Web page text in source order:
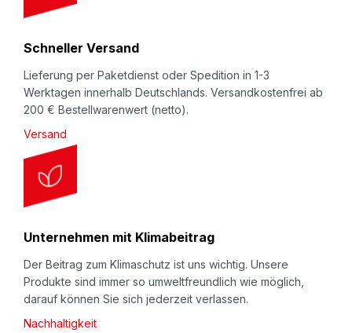
e
r
Schneller Versand
Lieferung per Paketdienst oder Spedition in 1-3
Werktagen innerhalb Deutschlands. Versandkostenfrei ab
200 € Bestellwarenwert (netto).
Versand
Unternehmen mit Klimabeitrag
Der Beitrag zum Klimaschutz ist uns wichtig. Unsere
Produkte sind immer so umweltfreundlich wie möglich,
darauf können Sie sich jederzeit verlassen.
Nachhaltigkeit